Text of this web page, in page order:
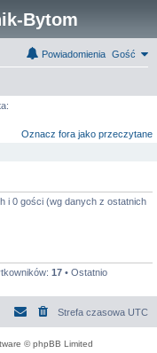
Bytom
Gość
Powiadomienia
Oznacz fora jako przeczytane
i 0 gości (wg danych z ostatnich
17 • Ostatnio
Strefa czasowa UTC
© phpBB Limited